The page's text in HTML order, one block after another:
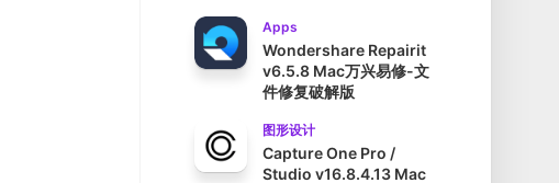
Apps
Wondershare Repairit
v6.5.8 Mac万兴易修-文
件修复破解版
图形设计
Capture One Pro /
Studio v16.8.4.13 Mac